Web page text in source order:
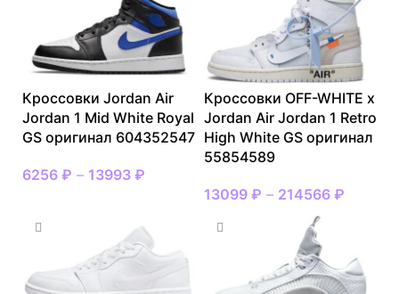
Кроссовки Jordan Air
Jordan 1 Mid White Royal
GS оригинал 604352547
6256 ₽ – 13993 ₽
Кроссовки OFF-WHITE x
Jordan Air Jordan 1 Retro
High White GS оригинал
55854589
13099 ₽ – 214566 ₽